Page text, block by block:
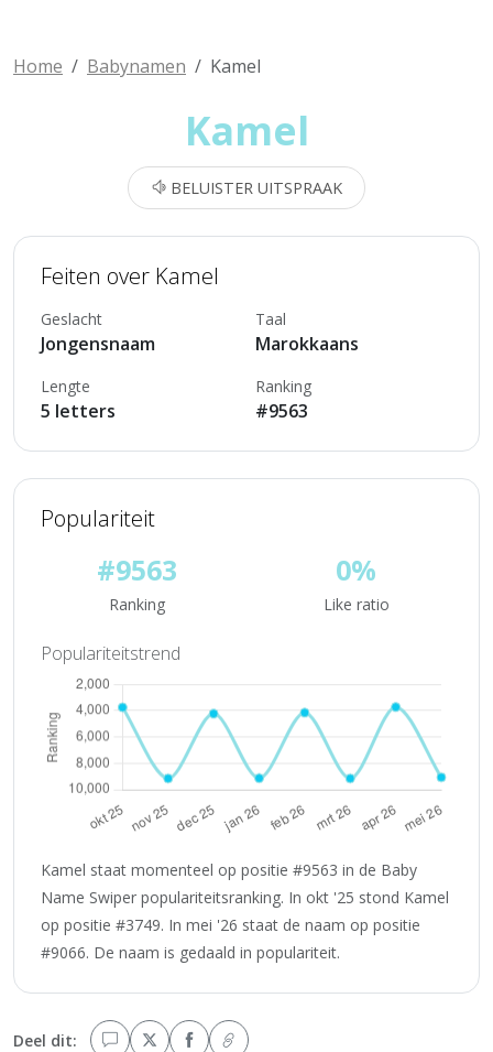
Home Babynamen Kamel
Kamel
BELUISTER UITSPRAAK
Feiten over Kamel
Geslacht
Jongensnaam
Taal
Marokkaans
Lengte
5 letters
Ranking
#9563
Populariteit
#9563
Ranking
0%
Like ratio
Populariteitstrend
Kamel staat momenteel op positie #9563 in de Baby
Name Swiper populariteitsranking. In okt '25 stond Kamel
op positie #3749. In mei '26 staat de naam op positie
#9066. De naam is gedaald in populariteit.
Deel dit: